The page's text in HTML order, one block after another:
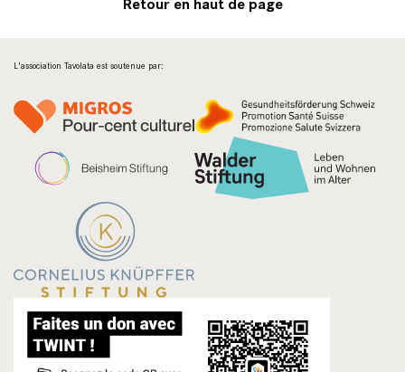
L'association Tavolata est soutenue par: